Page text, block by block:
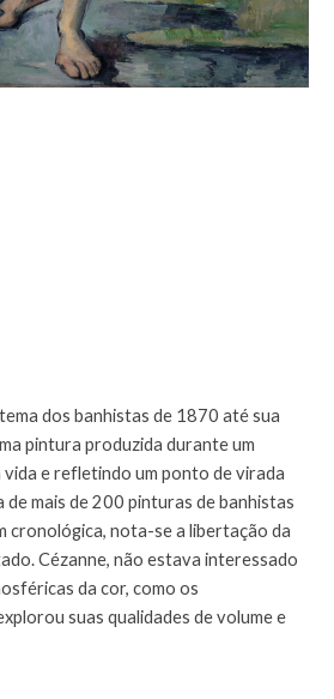
dos banhistas de 1870 até sua
pintura produzida durante um
vida e refletindo um ponto de virada
de mais de 200 pinturas de banhistas
cronológica, nota-se a libertação da
Cézanne, não estava interessado
da cor, como os
suas qualidades de volume e